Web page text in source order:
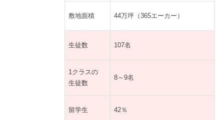
敷地面積 44万坪（365エーカー）
生徒数 107名
1クラスの
生徒数
8～9名
留学生 42％